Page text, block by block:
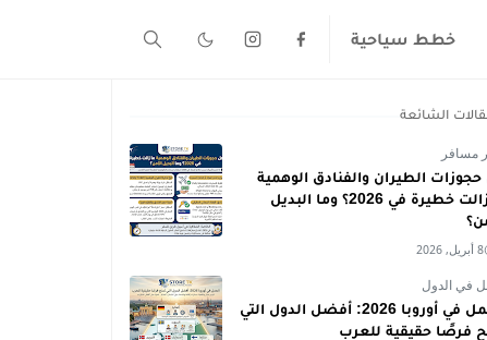
خطط سياحية
الشائعة
مسافر
الطيران والفنادق الوهمية
ما زالت خطيرة في 2026؟ وما البديل
8 أبريل, 2026
في الدول
العمل في أوروبا 2026: أفضل الدول التي
فرصًا حقيقية للعرب